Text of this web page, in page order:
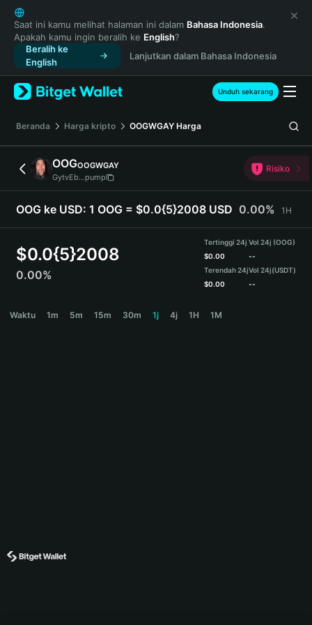
English
日本語
Tiếng Việt
Русский
Español (Latinoamérica)
Türkçe
Français
Deutsch
简体中文
繁體中文
Português (Portugal)
Bahasa Indonesia
ภาษาไทย
Español
Español (Argentina)
Saat ini kamu melihat halaman ini dalam Bahasa Indonesia.
Apakah kamu ingin beralih ke English?
Beralih ke
English
Lanjutkan dalam Bahasa Indonesia
Unduh sekarang
Beranda Harga kripto OOGWGAY Harga
OOGOOGWGAY
GytvEb...pump
Risiko
OOG ke USD: 1 OOG = $0.0{5}2008 USD 0.00% 1H
$0.0{5}2008
0.00%
Tertinggi 24j
$0.00
Terendah 24j
$0.00
Vol 24j (OOG)
--
Vol 24j(USDT)
--
Waktu 1m 5m 15m 30m 1j 4j 1H 1M